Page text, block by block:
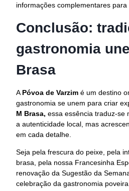
informações complementares para
Conclusão:
gastronomia
Brasa
A Póvoa de Varzimé um destino
gastronomia se unem para criar
M Brasa,essa essência traduz-se
a autenticidade local, mas
em cada detalhe.
Seja pela frescura do peixe, pela
brasa, pela nossa Francesinha
renovação da Sugestão da
celebração da gastronomia poveira.